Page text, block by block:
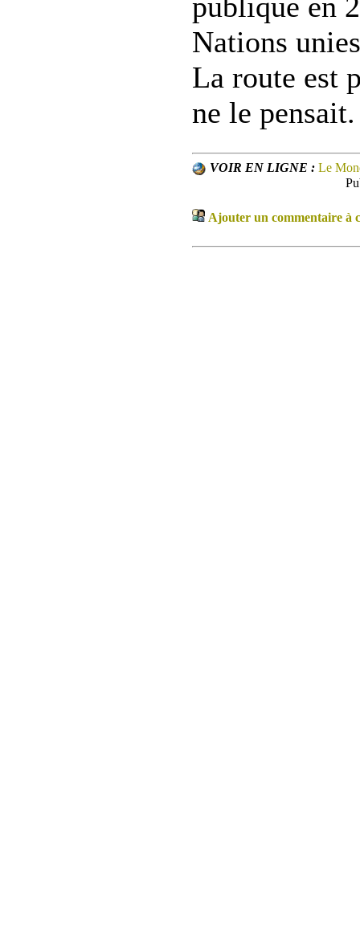
Nations
La route est
ne le pensait.
VOIR EN LIGNE : Le
Ajouter un commentaire à